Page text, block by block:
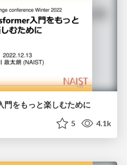
をもっと楽しむために
5 4.1k